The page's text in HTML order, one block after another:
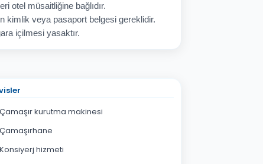
otel müsaitliğine bağlıdır.
kimlik veya pasaport belgesi gereklidir.
içilmesi yasaktır.
Çamaşır kurutma makinesi
Çamaşırhane
hizmeti